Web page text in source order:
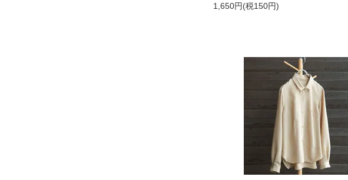
1,650円(税150円)